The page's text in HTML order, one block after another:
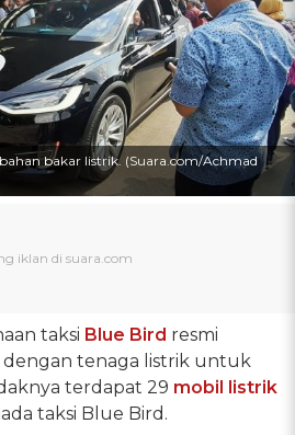
bakar listrik. (Suara.com/Achmad
taksi Blue Bird resmi
tenaga listrik untuk
terdapat 29 mobil listrik
taksi Blue Bird.